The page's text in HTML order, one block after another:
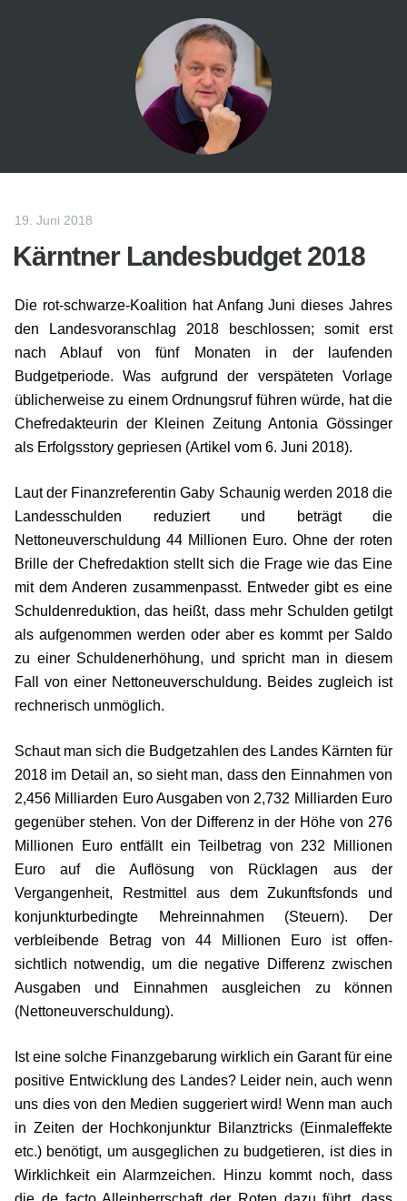
19. Juni 2018
Kärntner Landesbudget 2018
Die rot-schwarze-Koalition hat Anfang Juni dieses Jahres
den Landesvoranschlag 2018 beschlossen; somit erst
nach Ablauf von fünf Monaten in der laufenden
Budgetperiode. Was aufgrund der verspäteten Vorlage
üblicherweise zu einem Ord­nungsruf führen würde, hat die
Chefredakteurin der Kleinen Zeitung Antonia Gössinger
als Erfolgsstory gepriesen (Artikel vom 6. Juni 2018).
Laut der Finanzreferentin Gaby Schaunig werden 2018 die
Landesschulden redu­ziert und beträgt die
Nettoneuverschuldung 44 Millionen Euro. Ohne der roten
Brille der Chefredaktion stellt sich die Frage wie das Eine
mit dem Anderen zusammen­passt. Entweder gibt es eine
Schuldenreduktion, das heißt, dass mehr Schulden ge­tilgt
als aufgenommen werden oder aber es kommt per Saldo
zu einer Schuldener­höhung, und spricht man in diesem
Fall von einer Nettoneuverschuldung. Beides zugleich ist
rechnerisch unmöglich.
Schaut man sich die Budgetzahlen des Landes Kärnten für
2018 im Detail an, so sieht man, dass den Einnahmen von
2,456 Milliarden Euro Ausgaben von 2,732 Milliarden Euro
gegenüber stehen. Von der Differenz in der Höhe von 276
Millionen Euro entfällt ein Teilbetrag von 232 Millionen
Euro auf die Auflösung von Rücklagen aus der
Vergangenheit, Restmittel aus dem Zukunftsfonds und
konjunkturbedingte Mehreinnahmen (Steuern). Der
verbleibende Betrag von 44 Millionen Euro ist offen­
sichtlich notwendig, um die negative Differenz zwischen
Ausgaben und Einnahmen ausgleichen zu können
(Nettoneuverschuldung).
Ist eine solche Finanzgebarung wirklich ein Garant für eine
positive Entwicklung des Landes? Leider nein, auch wenn
uns dies von den Medien suggeriert wird! Wenn man auch
in Zeiten der Hochkonjunktur Bilanztricks (Einmaleffekte
etc.) benötigt, um ausgeglichen zu budgetieren, ist dies in
Wirklichkeit ein Alarmzeichen. Hinzu kommt noch, dass